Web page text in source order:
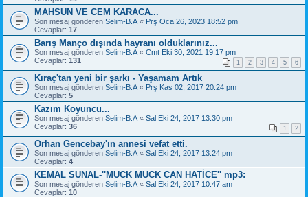
MAHSUN VE CEM KARACA...
Son mesaj gönderen Selim-B.A « Prş Oca 26, 2023 18:52 pm
Cevaplar: 17
Barış Manço dışında hayranı olduklarınız...
Son mesaj gönderen Selim-B.A « Cmt Eki 30, 2021 19:17 pm
Cevaplar: 131 1 2 3 4 5 6
Kıraç'tan yeni bir şarkı - Yaşamam Artık
Son mesaj gönderen Selim-B.A « Prş Kas 02, 2017 20:24 pm
Cevaplar: 5
Kazım Koyuncu...
Son mesaj gönderen Selim-B.A « Sal Eki 24, 2017 13:30 pm
Cevaplar: 36 1 2
Orhan Gencebay'ın annesi vefat etti.
Son mesaj gönderen Selim-B.A « Sal Eki 24, 2017 13:24 pm
Cevaplar: 4
KEMAL SUNAL-''MUCK MUCK CAN HATİCE'' mp3:
Son mesaj gönderen Selim-B.A « Sal Eki 24, 2017 10:47 am
Cevaplar: 10